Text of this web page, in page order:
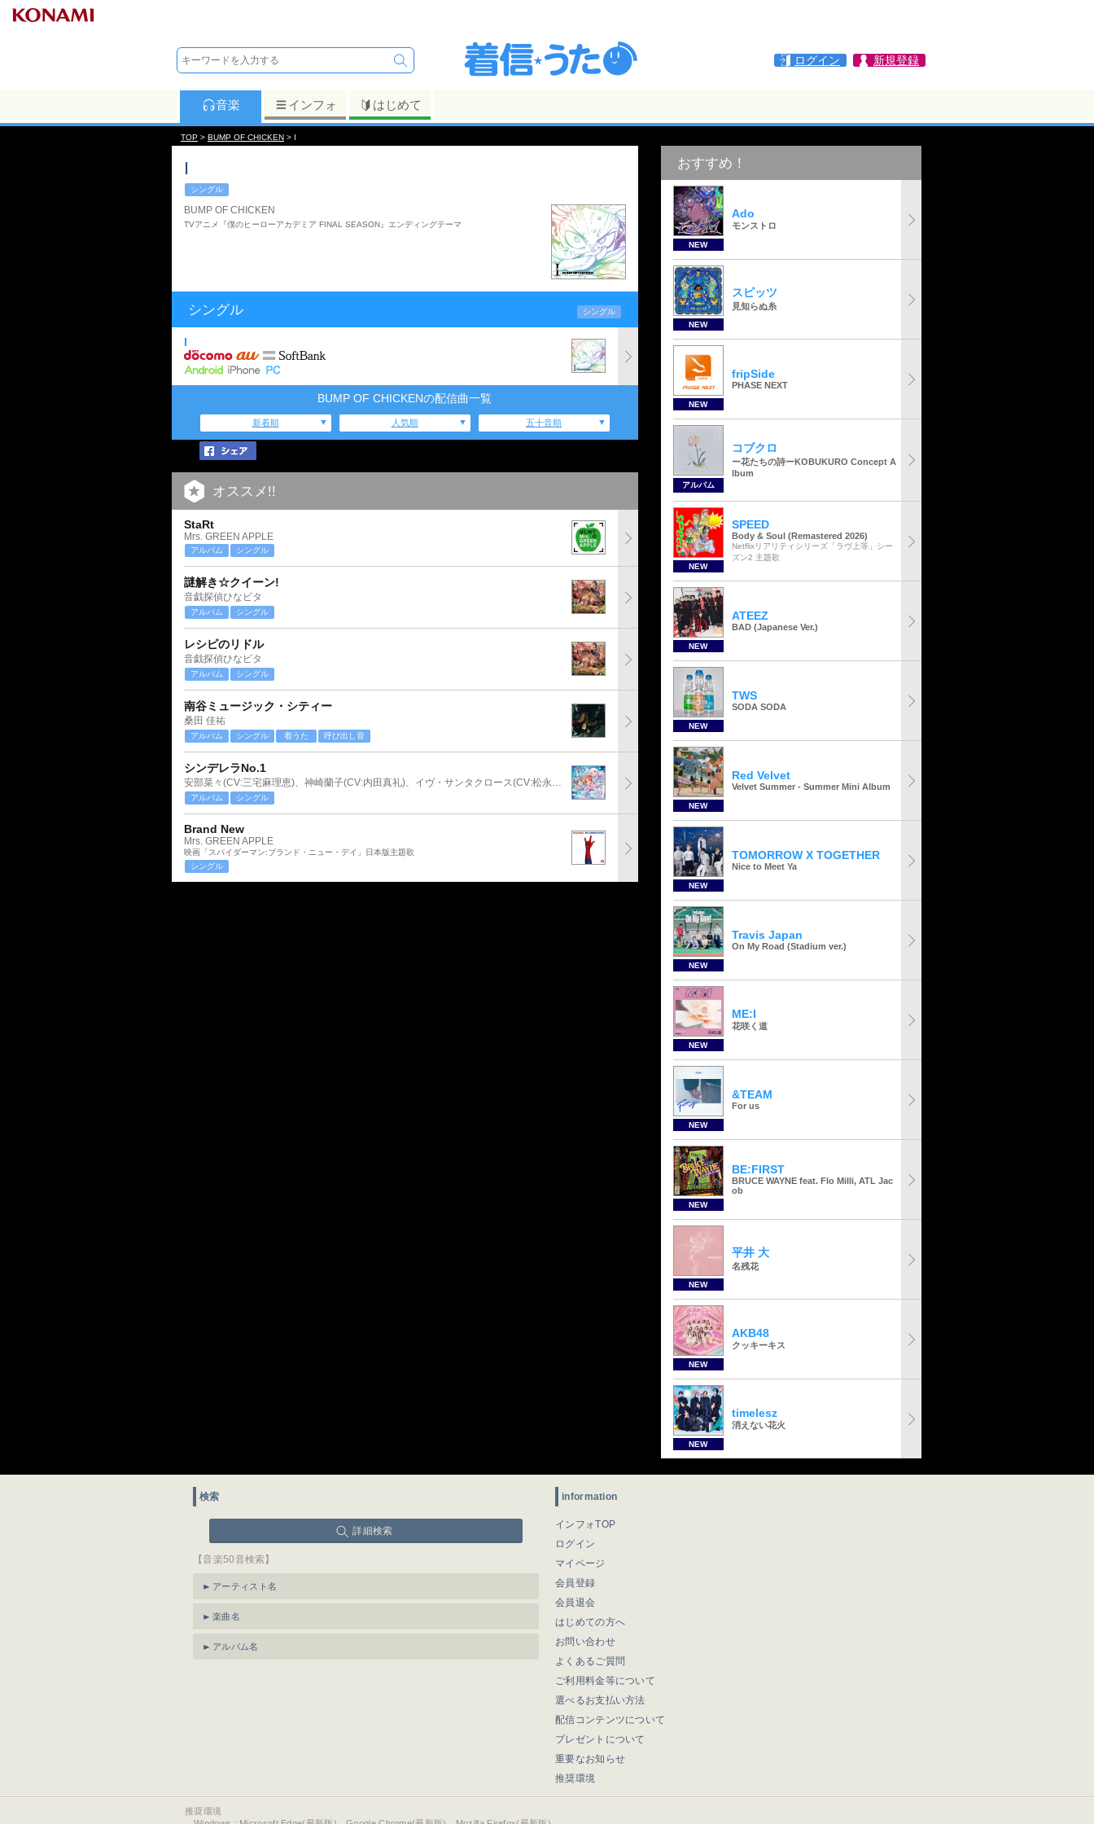
ログイン 新規登録
音楽 インフォ はじめて
TOP > BUMP OF CHICKEN > I
I
シングル
BUMP OF CHICKEN
TVアニメ『僕のヒーローアカデミア FINAL SEASON』エンディングテーマ
シングル シングル
I
BUMP OF CHICKENの配信曲一覧
新着順 人気順 五十音順
オススメ!!
StaRt
Mrs. GREEN APPLE
アルバム シングル
謎解き☆クイーン!
音戯探偵ひなビタ
アルバム シングル
レシピのリドル
音戯探偵ひなビタ
アルバム シングル
南谷ミュージック・シティー
桑田 佳祐
アルバム シングル 着うた 呼び出し音
シンデレラNo.1
安部菜々(CV:三宅麻理恵)、神崎蘭子(CV:内田真礼)、イヴ・サンタクロース(CV:松永あかね)
アルバム シングル
Brand New
Mrs. GREEN APPLE
映画「スパイダーマン:ブランド・ニュー・デイ」日本版主題歌
シングル
おすすめ！
NEW
Ado
モンストロ
NEW
スピッツ
見知らぬ糸
NEW
fripSide
PHASE NEXT
アルバム
コブクロ
ー花たちの詩ーKOBUKURO Concept A
lbum
NEW
SPEED
Body & Soul (Remastered 2026)
Netflixリアリティシリーズ「ラヴ上等」シー
ズン2 主題歌
NEW
ATEEZ
BAD (Japanese Ver.)
NEW
TWS
SODA SODA
NEW
Red Velvet
Velvet Summer - Summer Mini Album
NEW
TOMORROW X TOGETHER
Nice to Meet Ya
NEW
Travis Japan
On My Road (Stadium ver.)
NEW
ME:I
花咲く道
NEW
&TEAM
For us
NEW
BE:FIRST
BRUCE WAYNE feat. Flo Milli, ATL Jac
ob
NEW
平井 大
名残花
NEW
AKB48
クッキーキス
NEW
timelesz
消えない花火
検索
詳細検索
【音楽50音検索】
アーティスト名
楽曲名
アルバム名
information
インフォTOP
ログイン
マイページ
会員登録
会員退会
はじめての方へ
お問い合わせ
よくあるご質問
ご利用料金等について
選べるお支払い方法
配信コンテンツについて
プレゼントについて
重要なお知らせ
推奨環境
推奨環境